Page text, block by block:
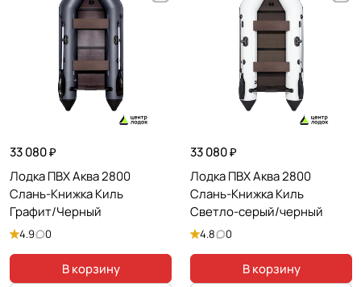
33 080 ₽
Лодка ПВХ Аква 2800
Слань-Книжка Киль
Графит/Черный
4.9 0
В корзину
33 080 ₽
Лодка ПВХ Аква 2800
Слань-Книжка Киль
Светло-серый/черный
4.8 0
В корзину